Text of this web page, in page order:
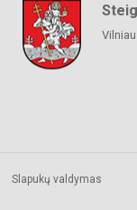
Slapukų valdymas